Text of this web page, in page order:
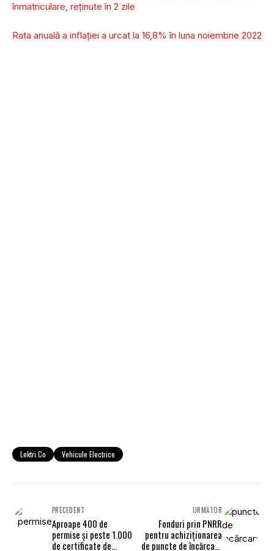
înmatriculare, reținute în 2 zile
Rata anuală a inflaţiei a urcat la 16,8% în luna noiembrie 2022
Lektri.Co Vehicule Electrice
PRECEDENT
Aproape 400 de
permise şi peste 1.000
de certificate de
URMĂTOR
Fonduri prin PNRR
pentru achiziționarea
de puncte de încărcare